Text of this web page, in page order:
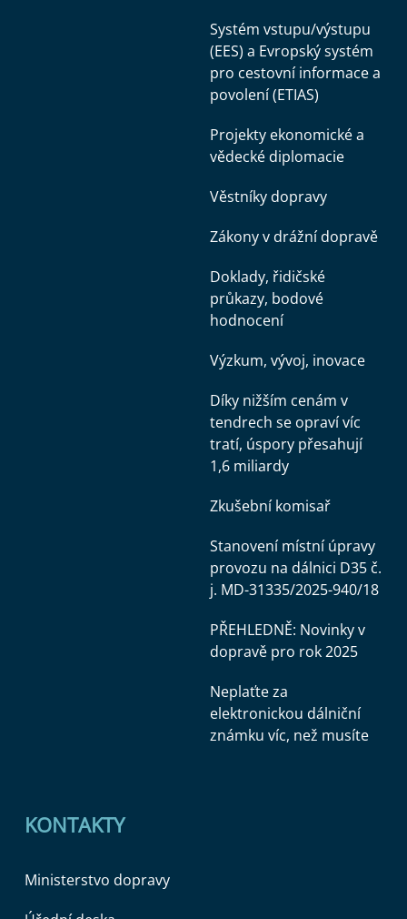
Systém vstupu/výstupu
(EES) a Evropský systém
pro cestovní informace a
povolení (ETIAS)
Projekty ekonomické a
vědecké diplomacie
Věstníky dopravy
Zákony v drážní dopravě
Doklady, řidičské
průkazy, bodové
hodnocení
Výzkum, vývoj, inovace
Díky nižším cenám v
tendrech se opraví víc
tratí, úspory přesahují
1,6 miliardy
Zkušební komisař
Stanovení místní úpravy
provozu na dálnici D35 č.
j. MD-31335/2025-940/18
PŘEHLEDNĚ: Novinky v
dopravě pro rok 2025
Neplaťte za
elektronickou dálniční
známku víc, než musíte
KONTAKTY
Ministerstvo dopravy